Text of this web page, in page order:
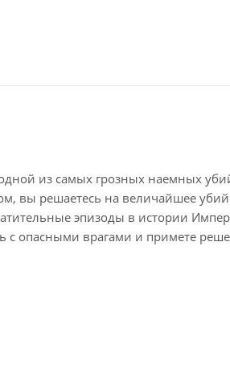
из самых грозных наемных
вы решаетесь на величайшее
эпизоды в истории
с опасными врагами и примете